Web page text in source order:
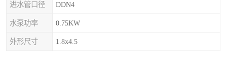
进水管口径 DDN4
水泵功率 0.75KW
外形尺寸 1.8x4.5
复合二氧化氯发生器污水
处理设备
屠宰场一体化污水处理设